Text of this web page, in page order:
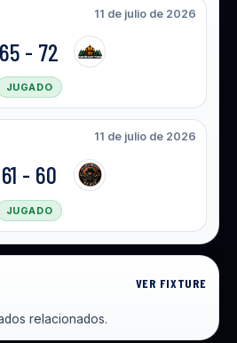
11 de julio de 2026
65 - 72
JUGADO
11 de julio de 2026
61 - 60
JUGADO
VER FIXTURE
relacionados.